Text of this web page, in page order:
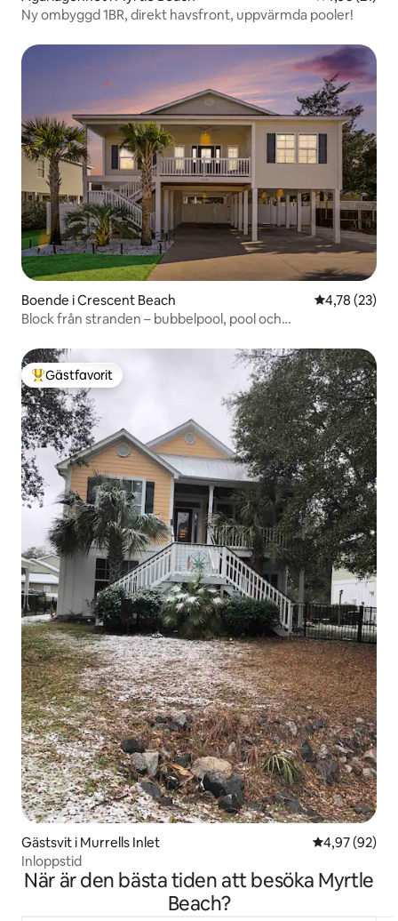
Ny ombyggd 1BR, direkt havsfront, uppvärmda pooler!
Boende i Crescent Beach 4,78 av 5 i
4,78 (23)
Block från stranden – bubbelpool, pool och
Populär gästfavorit
Gästfavorit
Gästsvit i Murrells Inlet 4,97 av 5 i
4,97 (92)
Inloppstid
När är den bästa tiden att besöka Myrtle
Beach?